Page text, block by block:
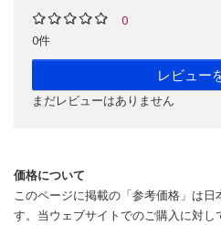
0
0件
レビュー
まだレビューはありません
価格について
このページに掲載の「参考価格」は
す。当ウェブサイトでのご購入に対